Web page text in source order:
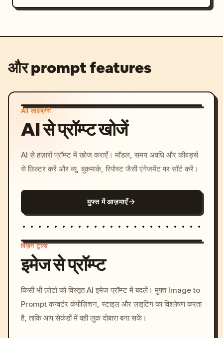
और prompt features
AI लाइब्रेरी
AI से प्रॉम्प्ट खोजें
AI से हज़ारों प्रॉम्प्ट में खोज कराएँ। मॉडल, समय अवधि और कीवर्ड्स
से फ़िल्टर करें और व्यू, बुकमार्क, रिपोस्ट जैसी एंगेजमेंट पर सॉर्ट करें।
मुफ्त में आज़माएँ
c, cyberpunk sunset, neon
colors, 8k --v 6.0
विज़न टूल्स
इमेज से प्रॉम्प्ट
किसी भी फ़ोटो को विस्तृत AI इमेज प्रॉम्प्ट में बदलें। मुफ़्त Image to
Prompt कन्वर्टर कंपोज़िशन, स्टाइल और लाइटिंग का विश्लेषण करता
है, ताकि आप सेकंडों में वही लुक दोबारा बना सकें।